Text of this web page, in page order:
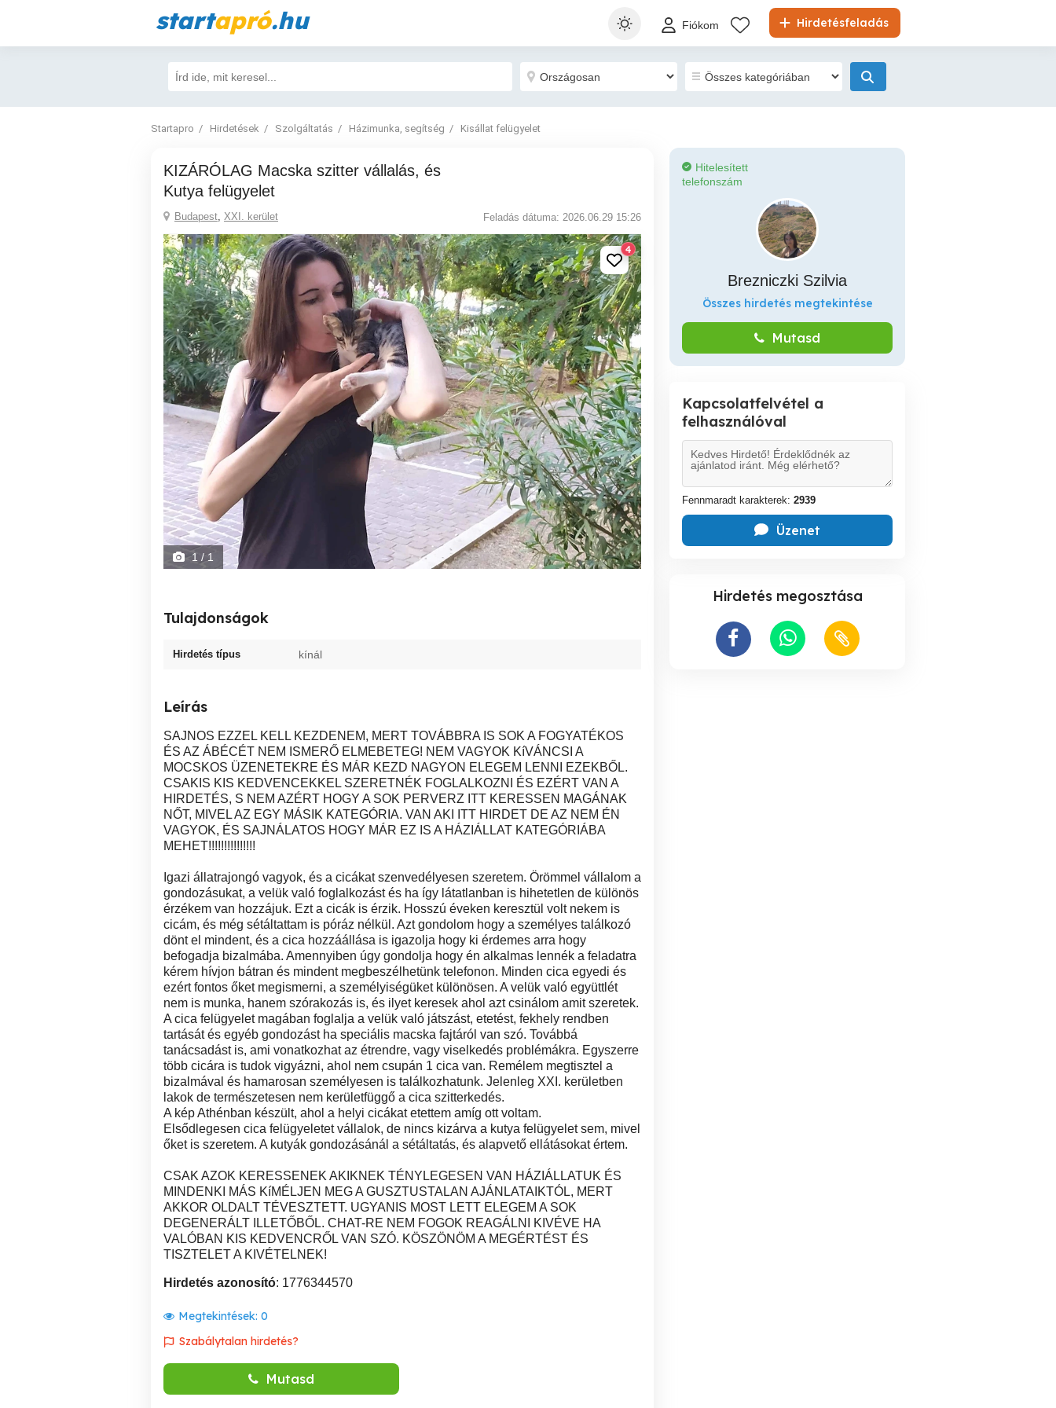
startapró.hu Hirdetésfeladás
Fiókom
Startapro Hirdetések Szolgáltatás Házimunka, segítség Kisállat felügyelet
KIZÁRÓLAG Macska szitter vállalás, és
Kutya felügyelet
Budapest, XXI. kerület Feladás dátuma: 2026.06.29 15:26
4
1 / 1
Tulajdonságok
Hirdetés típus kínál
Leírás
SAJNOS EZZEL KELL KEZDENEM, MERT TOVÁBBRA IS SOK A FOGYATÉKOS
ÉS AZ ÁBÉCÉT NEM ISMERŐ ELMEBETEG! NEM VAGYOK KíVÁNCSI A
MOCSKOS ÜZENETEKRE ÉS MÁR KEZD NAGYON ELEGEM LENNI EZEKBŐL.
CSAKIS KIS KEDVENCEKKEL SZERETNÉK FOGLALKOZNI ÉS EZÉRT VAN A
HIRDETÉS, S NEM AZÉRT HOGY A SOK PERVERZ ITT KERESSEN MAGÁNAK
NŐT, MIVEL AZ EGY MÁSIK KATEGÓRIA. VAN AKI ITT HIRDET DE AZ NEM ÉN
VAGYOK, ÉS SAJNÁLATOS HOGY MÁR EZ IS A HÁZIÁLLAT KATEGÓRIÁBA
MEHET!!!!!!!!!!!!!!!
Igazi állatrajongó vagyok, és a cicákat szenvedélyesen szeretem. Örömmel vállalom a
gondozásukat, a velük való foglalkozást és ha így látatlanban is hihetetlen de különös
érzékem van hozzájuk. Ezt a cicák is érzik. Hosszú éveken keresztül volt nekem is
cicám, és még sétáltattam is póráz nélkül. Azt gondolom hogy a személyes találkozó
dönt el mindent, és a cica hozzáállása is igazolja hogy ki érdemes arra hogy
befogadja bizalmába. Amennyiben úgy gondolja hogy én alkalmas lennék a feladatra
kérem hívjon bátran és mindent megbeszélhetünk telefonon. Minden cica egyedi és
ezért fontos őket megismerni, a személyiségüket különösen. A velük való együttlét
nem is munka, hanem szórakozás is, és ilyet keresek ahol azt csinálom amit szeretek.
A cica felügyelet magában foglalja a velük való játszást, etetést, fekhely rendben
tartását és egyéb gondozást ha speciális macska fajtáról van szó. Továbbá
tanácsadást is, ami vonatkozhat az étrendre, vagy viselkedés problémákra. Egyszerre
több cicára is tudok vigyázni, ahol nem csupán 1 cica van. Remélem megtisztel a
bizalmával és hamarosan személyesen is találkozhatunk. Jelenleg XXI. kerületben
lakok de természetesen nem kerületfüggő a cica szitterkedés.
A kép Athénban készült, ahol a helyi cicákat etettem amíg ott voltam.
Elsődlegesen cica felügyeletet vállalok, de nincs kizárva a kutya felügyelet sem, mivel
őket is szeretem. A kutyák gondozásánál a sétáltatás, és alapvető ellátásokat értem.
CSAK AZOK KERESSENEK AKIKNEK TÉNYLEGESEN VAN HÁZIÁLLATUK ÉS
MINDENKI MÁS KíMÉLJEN MEG A GUSZTUSTALAN AJÁNLATAIKTÓL, MERT
AKKOR OLDALT TÉVESZTETT. UGYANIS MOST LETT ELEGEM A SOK
DEGENERÁLT ILLETŐBŐL. CHAT-RE NEM FOGOK REAGÁLNI KIVÉVE HA
VALÓBAN KIS KEDVENCRŐL VAN SZÓ. KÖSZÖNÖM A MEGÉRTÉST ÉS
TISZTELET A KIVÉTELNEK!
Hirdetés azonosító: 1776344570
Megtekintések: 0
Szabálytalan hirdetés?
Mutasd
Hitelesített
telefonszám
Brezniczki Szilvia
Összes hirdetés megtekintése
Mutasd
Kapcsolatfelvétel a
felhasználóval
Fennmaradt karakterek: 2939
Üzenet
Hirdetés megosztása